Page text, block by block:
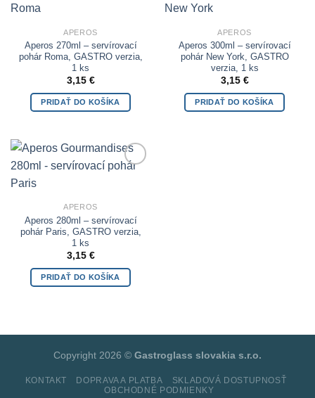
APEROS
Aperos 270ml – servírovací
pohár Roma, GASTRO verzia,
1 ks
3,15 €
PRIDAŤ DO KOŠÍKA
APEROS
Aperos 300ml – servírovací
pohár New York, GASTRO
verzia, 1 ks
3,15 €
PRIDAŤ DO KOŠÍKA
APEROS
Aperos 280ml – servírovací
pohár Paris, GASTRO verzia,
1 ks
3,15 €
PRIDAŤ DO KOŠÍKA
Copyright 2026 © Gastroglass slovakia s.r.o.
KONTAKT DOPRAVA A PLATBA
SKLADOVÁ DOSTUPNOSŤ
OBCHODNÉ PODMIENKY